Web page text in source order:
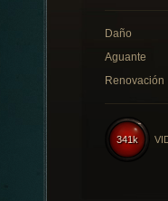
Daño
Aguante
Renovación
341k